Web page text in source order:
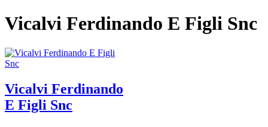
Vicalvi Ferdinando E Figli Snc
Vicalvi Ferdinando
E Figli Snc